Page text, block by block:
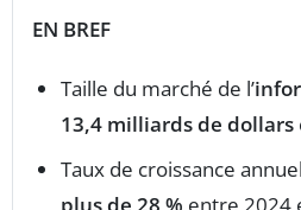
EN BREF
Taille du marché de l’
13,4 milliards de dollars
Taux de croissance